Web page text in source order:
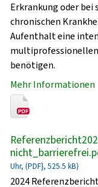
Erkrankung oder bei
chronischen
Aufenthalt eine
benötigen.
Mehr Informationen
Uhr, (PDF}, 525.5 kB)
2024